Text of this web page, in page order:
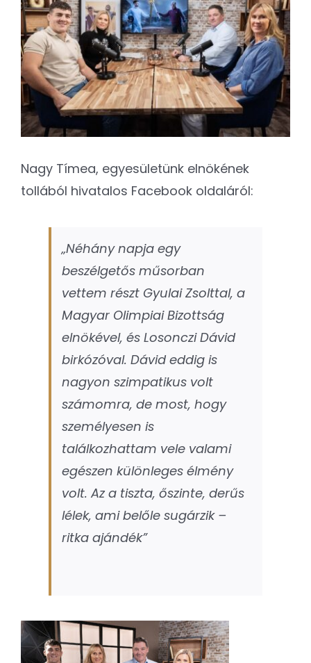
Kapcsolat
SEARCH
FOR:
Image
Nagy Tímea, egyesületünk elnökének
tollából hivatalos Facebook oldaláról:
„Néhány napja egy
beszélgetős műsorban
vettem részt Gyulai Zsolttal, a
Magyar Olimpiai Bizottság
elnökével, és Losonczi Dávid
birkózóval. Dávid eddig is
nagyon szimpatikus volt
számomra, de most, hogy
személyesen is
találkozhattam vele valami
egészen különleges élmény
volt. Az a tiszta, őszinte, derűs
lélek, ami belőle sugárzik –
ritka ajándék”